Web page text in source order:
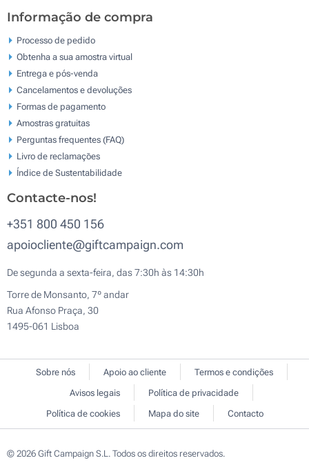
Informação de compra
Processo de pedido
Obtenha a sua amostra virtual
Entrega e pós-venda
Cancelamentos e devoluções
Formas de pagamento
Amostras gratuitas
Perguntas frequentes (FAQ)
Livro de reclamaçōes
Índice de Sustentabilidade
Contacte-nos!
+351 800 450 156
apoiocliente@giftcampaign.com
De segunda a sexta-feira, das 7:30h às 14:30h
Torre de Monsanto, 7º andar
Rua Afonso Praça, 30
1495-061 Lisboa
Sobre nós Apoio ao cliente
Termos e condições
Avisos legais
Política de privacidade
Política de cookies
Mapa do site Contacto
© 2026 Gift Campaign S.L. Todos os direitos reservados.